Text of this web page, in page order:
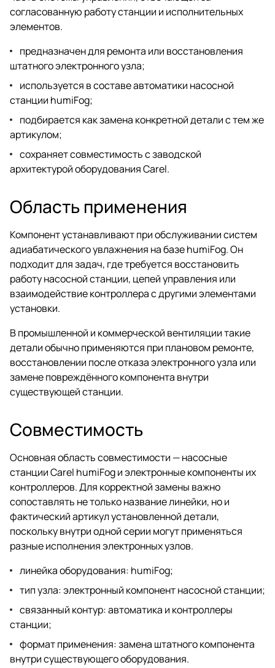
согласованную работу станции и исполнительных
элементов.
предназначен для ремонта или восстановления
штатного электронного узла;
используется в составе автоматики насосной
станции humiFog;
подбирается как замена конкретной детали с тем же
артикулом;
сохраняет совместимость с заводской
архитектурой оборудования Carel.
Область применения
Компонент устанавливают при обслуживании систем
адиабатического увлажнения на базе humiFog. Он
подходит для задач, где требуется восстановить
работу насосной станции, цепей управления или
взаимодействие контроллера с другими элементами
установки.
В промышленной и коммерческой вентиляции такие
детали обычно применяются при плановом ремонте,
восстановлении после отказа электронного узла или
замене повреждённого компонента внутри
существующей станции.
Совместимость
Основная область совместимости — насосные
станции Carel humiFog и электронные компоненты их
контроллеров. Для корректной замены важно
сопоставлять не только название линейки, но и
фактический артикул установленной детали,
поскольку внутри одной серии могут применяться
разные исполнения электронных узлов.
линейка оборудования: humiFog;
тип узла: электронный компонент насосной станции;
связанный контур: автоматика и контроллеры
станции;
формат применения: замена штатного компонента
внутри существующего оборудования.